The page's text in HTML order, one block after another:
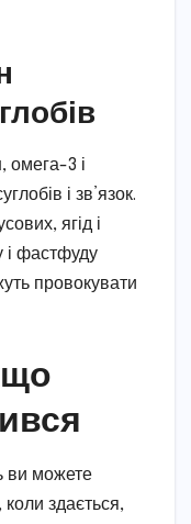
омега-3 і
і зв’язок.
ягід і
і фастфуду
провокувати
ви можете
здається,